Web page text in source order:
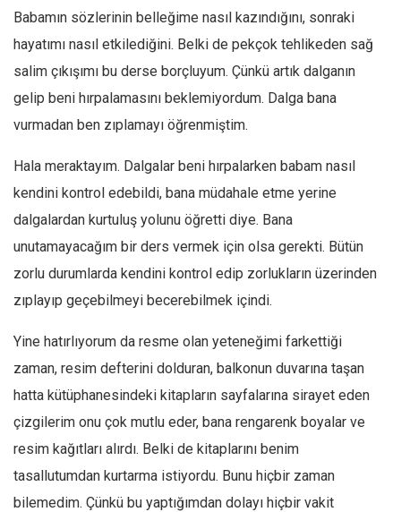
Hasanali Yıldırım
Leyla Şerif Emin
Selçuk Türkyılmaz
Mehmet Ali Tekin
Abir E. Nahas
Amina S. Jenenkovic
Bağdagül Öz
Esra Elönü
» Yazar arşivi
Bu Sayı
Tüm Sayılar
Kategoriler
Kültür Sanat
Kitap
Ekonomi
Babamın sözlerinin belleğime nasıl kazındığını, sonraki
hayatımı nasıl etkilediğini. Belki de pekçok tehlikeden sağ
salim çıkışımı bu derse borçluyum. Çünkü artık dalganın
gelip beni hırpalamasını beklemiyordum. Dalga bana
vurmadan ben zıplamayı öğrenmiştim.
Hala meraktayım. Dalgalar beni hırpalarken babam nasıl
kendini kontrol edebildi, bana müdahale etme yerine
dalgalardan kurtuluş yolunu öğretti diye. Bana
unutamayacağım bir ders vermek için olsa gerekti. Bütün
zorlu durumlarda kendini kontrol edip zorlukların üzerinden
zıplayıp geçebilmeyi becerebilmek içindi.
Yine hatırlıyorum da resme olan yeteneğimi farkettiği
zaman, resim defterini dolduran, balkonun duvarına taşan
hatta kütüphanesindeki kitapların sayfalarına sirayet eden
çizgilerim onu çok mutlu eder, bana rengarenk boyalar ve
resim kağıtları alırdı. Belki de kitaplarını benim
tasallutumdan kurtarma istiyordu. Bunu hiçbir zaman
bilemedim. Çünkü bu yaptığımdan dolayı hiçbir vakit